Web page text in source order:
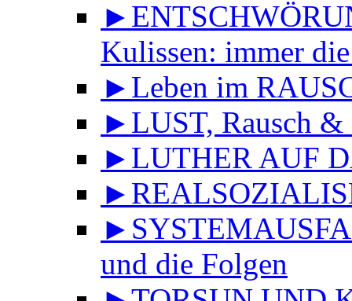
Kulissen: immer
►Leben im
►LUST, Rausch
►LUTHER AUF
und die Folgen